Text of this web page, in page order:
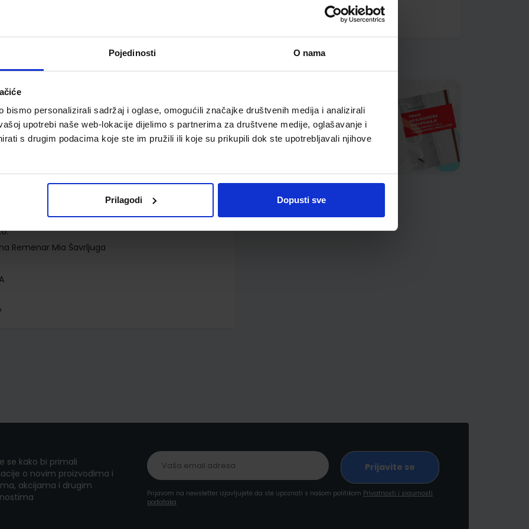
Pojedinosti O nama
bismo personalizirali sadržaj i oglase, omogućili značajke društvenih medija i analizirali
upotrebi naše web-lokacije dijelimo s partnerima za društvene medije, oglašavanje i
s drugim podacima koje ste im pružili ili koje su prikupili dok ste upotrebljavali njihove
Prilagodi Dopusti sve
radna bilježnica za pomoć učenicima pri učenju
Remenar Mia Šavrljuga
se kako bi primali
o novim proizvodima i
akcijama i drugim
Prijavom na newsletter izjavljujete da ste upoznati s našom politikom Privatnosti i sigurnosti
podataka